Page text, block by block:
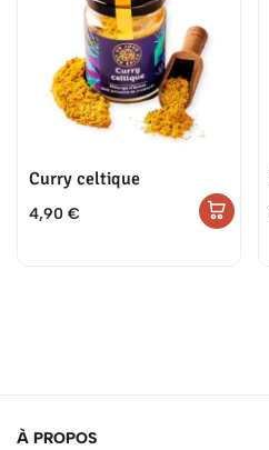
Curry celtique
4,90 €
À PROPOS